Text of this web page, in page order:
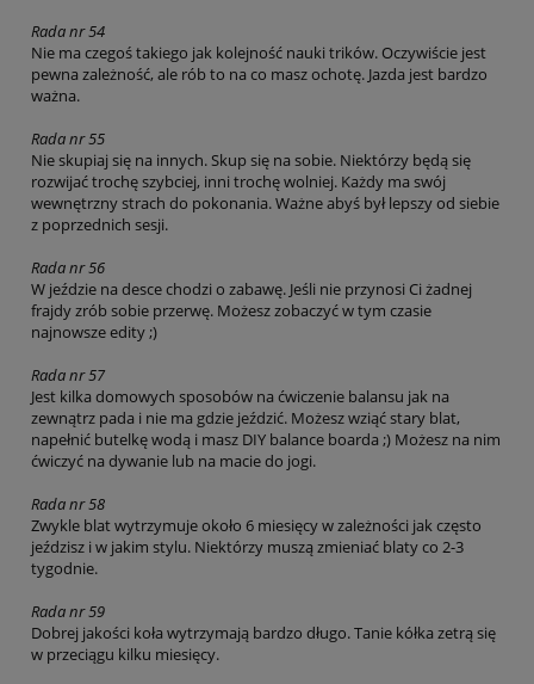
Rada nr 54
Nie ma czegoś takiego jak kolejność nauki trików. Oczywiście jest
pewna zależność, ale rób to na co masz ochotę. Jazda jest bardzo
ważna.
Rada nr 55
Nie skupiaj się na innych. Skup się na sobie. Niektórzy będą się
rozwijać trochę szybciej, inni trochę wolniej. Każdy ma swój
wewnętrzny strach do pokonania. Ważne abyś był lepszy od siebie
z poprzednich sesji.
Rada nr 56
W jeździe na desce chodzi o zabawę. Jeśli nie przynosi Ci żadnej
frajdy zrób sobie przerwę. Możesz zobaczyć w tym czasie
najnowsze edity ;)
Rada nr 57
Jest kilka domowych sposobów na ćwiczenie balansu jak na
zewnątrz pada i nie ma gdzie jeździć. Możesz wziąć stary blat,
napełnić butelkę wodą i masz DIY balance boarda ;) Możesz na nim
ćwiczyć na dywanie lub na macie do jogi.
Rada nr 58
Zwykle blat wytrzymuje około 6 miesięcy w zależności jak często
jeździsz i w jakim stylu. Niektórzy muszą zmieniać blaty co 2-3
tygodnie.
Rada nr 59
Dobrej jakości koła wytrzymają bardzo długo. Tanie kółka zetrą się
w przeciągu kilku miesięcy.